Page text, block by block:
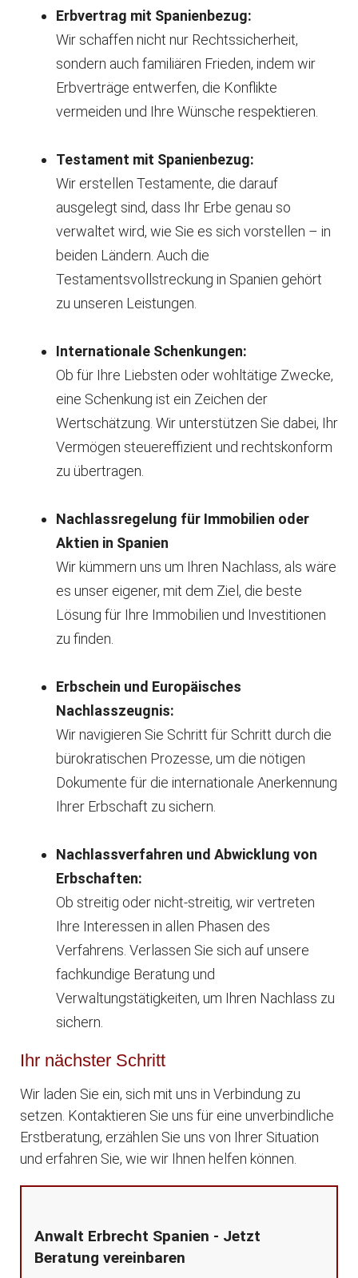
Erbvertrag mit Spanienbezug:
Wir schaffen nicht nur Rechtssicherheit,
sondern auch familiären Frieden, indem wir
Erbverträge entwerfen, die Konflikte
vermeiden und Ihre Wünsche respektieren.
Testament mit Spanienbezug:
Wir erstellen Testamente, die darauf
ausgelegt sind, dass Ihr Erbe genau so
verwaltet wird, wie Sie es sich vorstellen – in
beiden Ländern. Auch die
Testamentsvollstreckung in Spanien gehört
zu unseren Leistungen.
Internationale Schenkungen:
Ob für Ihre Liebsten oder wohltätige Zwecke,
eine Schenkung ist ein Zeichen der
Wertschätzung. Wir unterstützen Sie dabei, Ihr
Vermögen steuereffizient und rechtskonform
zu übertragen.
Nachlassregelung für Immobilien oder
Aktien in Spanien
Wir kümmern uns um Ihren Nachlass, als wäre
es unser eigener, mit dem Ziel, die beste
Lösung für Ihre Immobilien und Investitionen
zu finden.
Erbschein und Europäisches
Nachlasszeugnis:
Wir navigieren Sie Schritt für Schritt durch die
bürokratischen Prozesse, um die nötigen
Dokumente für die internationale Anerkennung
Ihrer Erbschaft zu sichern.
Nachlassverfahren und Abwicklung von
Erbschaften:
Ob streitig oder nicht-streitig, wir vertreten
Ihre Interessen in allen Phasen des
Verfahrens. Verlassen Sie sich auf unsere
fachkundige Beratung und
Verwaltungstätigkeiten, um Ihren Nachlass zu
sichern.
Ihr nächster Schritt
Wir laden Sie ein, sich mit uns in Verbindung zu
setzen. Kontaktieren Sie uns für eine unverbindliche
Erstberatung, erzählen Sie uns von Ihrer Situation
und erfahren Sie, wie wir Ihnen helfen können.
Anwalt Erbrecht Spanien - Jetzt
Beratung vereinbaren